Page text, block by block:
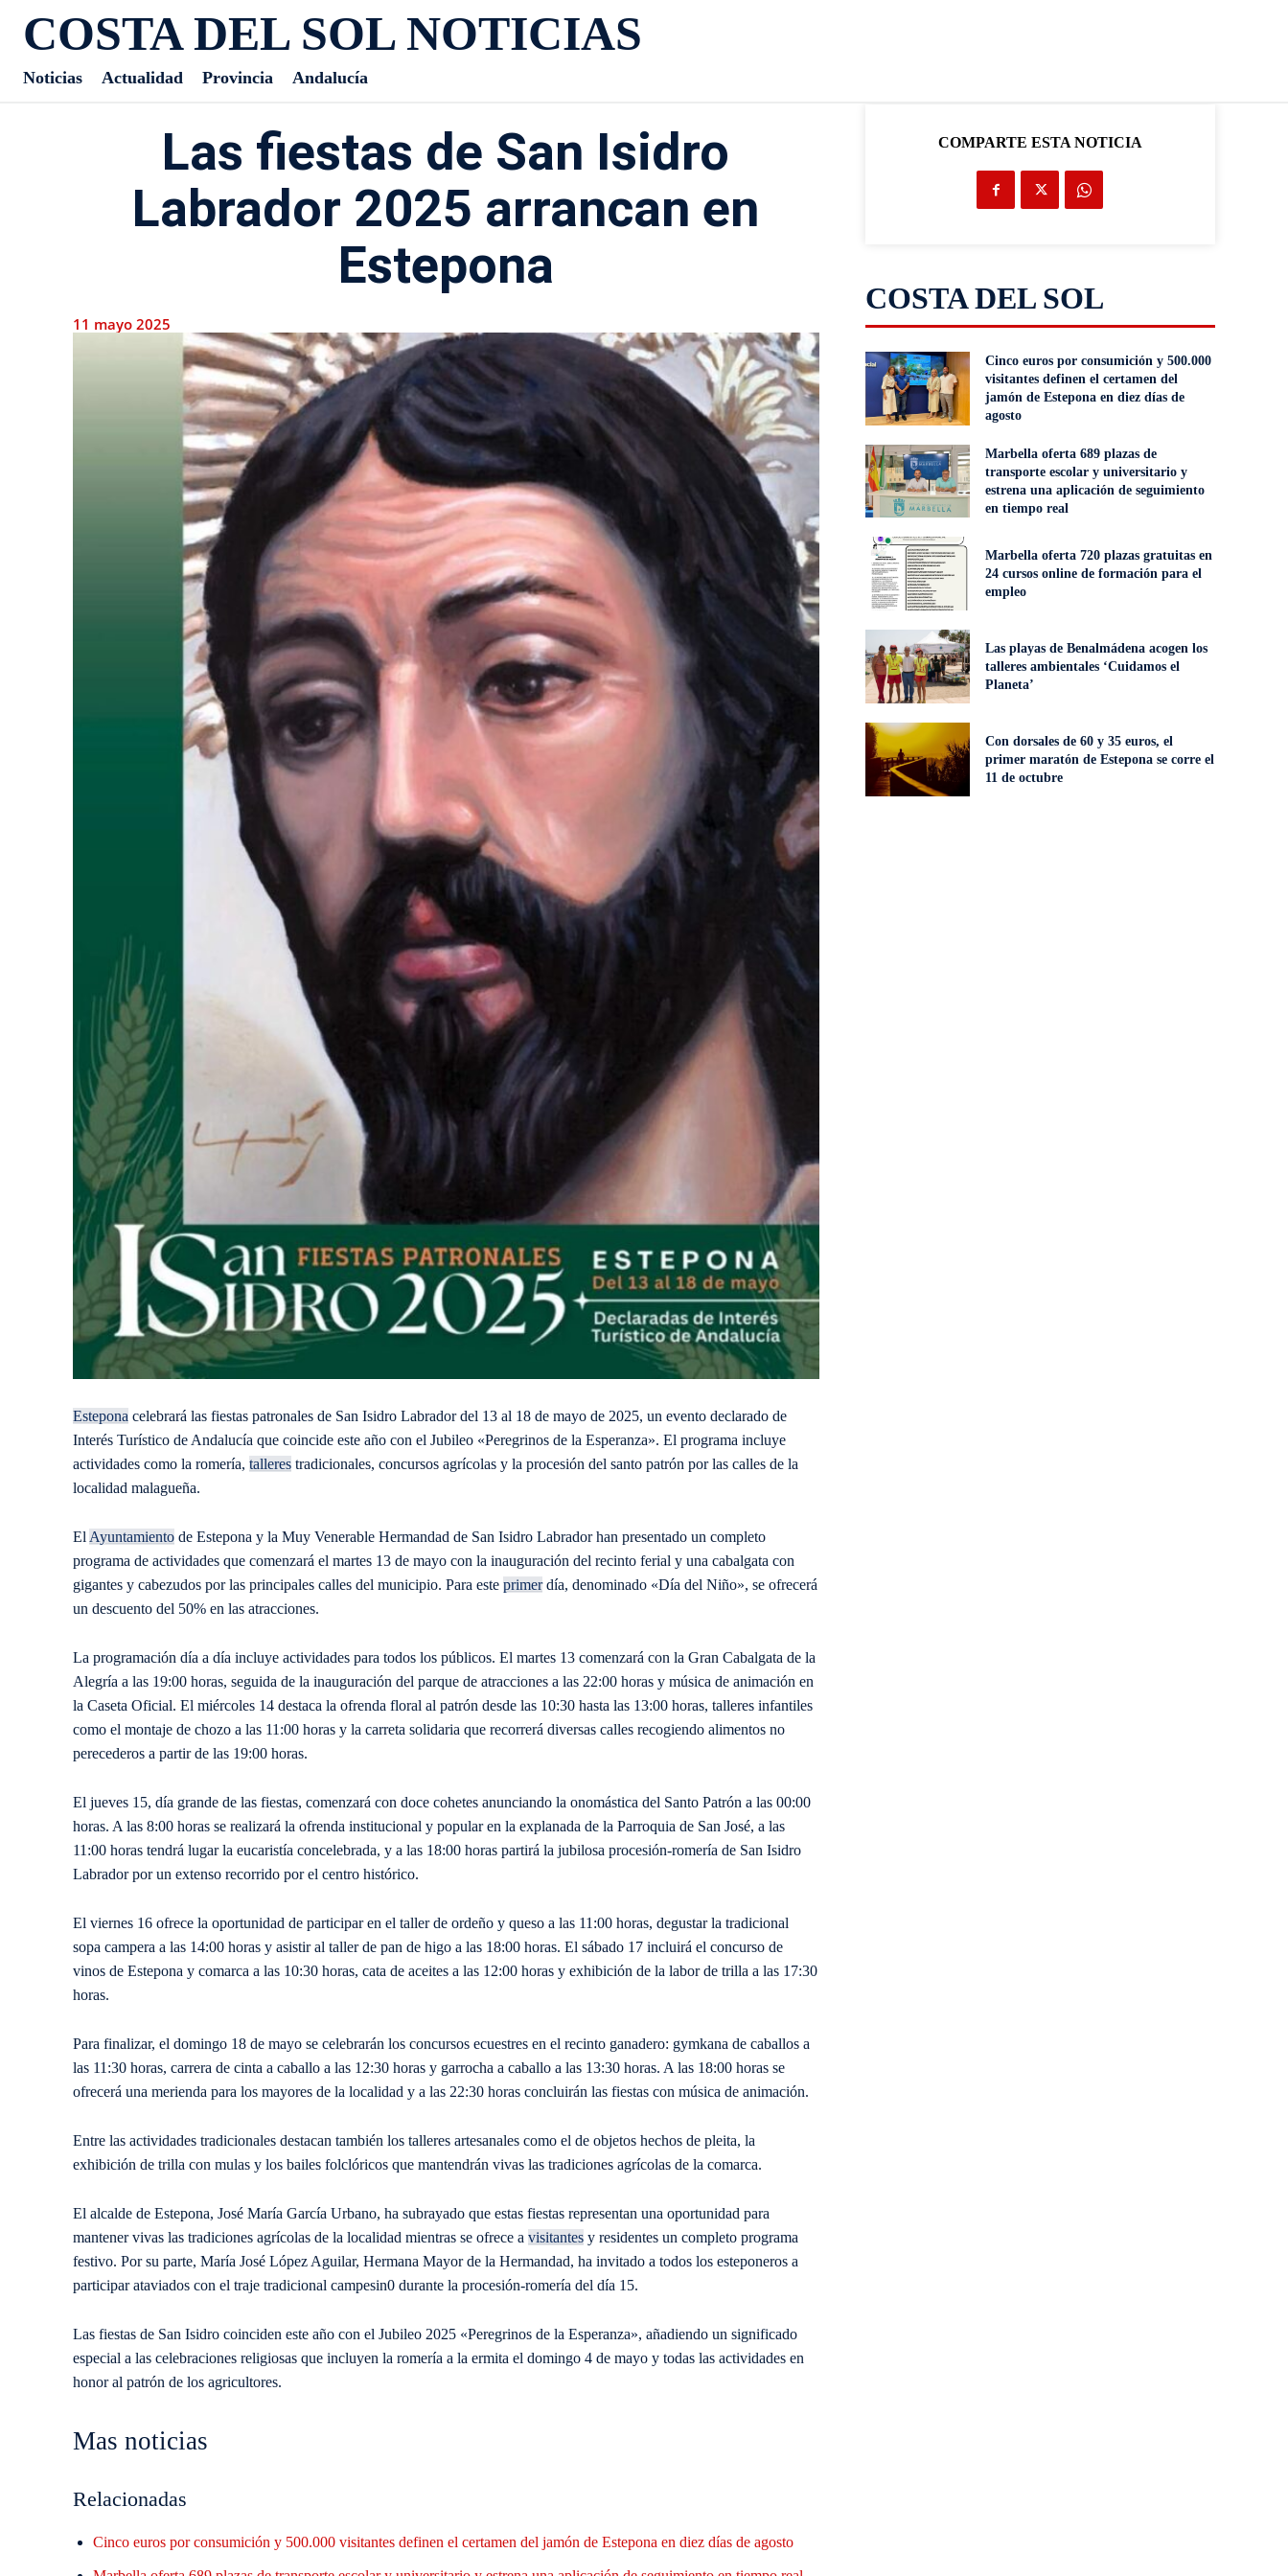
COSTA DEL SOL NOTICIAS
Noticias Actualidad Provincia Andalucía
Las fiestas de San Isidro
Labrador 2025 arrancan en
Estepona
11 mayo 2025
Estepona celebrará las fiestas patronales de San Isidro Labrador del 13 al 18 de mayo de 2025, un evento declarado de
Interés Turístico de Andalucía que coincide este año con el Jubileo «Peregrinos de la Esperanza». El programa incluye
actividades como la romería, talleres tradicionales, concursos agrícolas y la procesión del santo patrón por las calles de la
localidad malagueña.
El Ayuntamiento de Estepona y la Muy Venerable Hermandad de San Isidro Labrador han presentado un completo
programa de actividades que comenzará el martes 13 de mayo con la inauguración del recinto ferial y una cabalgata con
gigantes y cabezudos por las principales calles del municipio. Para este primerdía, denominado «Día del Niño», se ofrecerá
un descuento del 50% en las atracciones.
La programación día a día incluye actividades para todos los públicos. El martes 13 comenzará con la Gran Cabalgata de la
Alegría a las 19:00 horas, seguida de la inauguración del parque de atracciones a las 22:00 horas y música de animación en
la Caseta Oficial. El miércoles 14 destaca la ofrenda floral al patrón desde las 10:30 hasta las 13:00 horas, talleres infantiles
como el montaje de chozo a las 11:00 horas y la carreta solidaria que recorrerá diversas calles recogiendo alimentos no
perecederos a partir de las 19:00 horas.
El jueves 15, día grande de las fiestas, comenzará con doce cohetes anunciando la onomástica del Santo Patrón a las 00:00
horas. A las 8:00 horas se realizará la ofrenda institucional y popular en la explanada de la Parroquia de San José, a las
11:00 horas tendrá lugar la eucaristía concelebrada, y a las 18:00 horas partirá la jubilosa procesión-romería de San Isidro
Labrador por un extenso recorrido por el centro histórico.
El viernes 16 ofrece la oportunidad de participar en el taller de ordeño y queso a las 11:00 horas, degustar la tradicional
sopa campera a las 14:00 horas y asistir al taller de pan de higo a las 18:00 horas. El sábado 17 incluirá el concurso de
vinos de Estepona y comarca a las 10:30 horas, cata de aceites a las 12:00 horas y exhibición de la labor de trilla a las 17:30
horas.
Para finalizar, el domingo 18 de mayo se celebrarán los concursos ecuestres en el recinto ganadero: gymkana de caballos a
las 11:30 horas, carrera de cinta a caballo a las 12:30 horas y garrocha a caballo a las 13:30 horas. A las 18:00 horas se
ofrecerá una merienda para los mayores de la localidad y a las 22:30 horas concluirán las fiestas con música de animación.
Entre las actividades tradicionales destacan también los talleres artesanales como el de objetos hechos de pleita, la
exhibición de trilla con mulas y los bailes folclóricos que mantendrán vivas las tradiciones agrícolas de la comarca.
El alcalde de Estepona, José María García Urbano, ha subrayado que estas fiestas representan una oportunidad para
mantener vivas las tradiciones agrícolas de la localidad mientras se ofrece a visitantes y residentes un completo programa
festivo. Por su parte, María José López Aguilar, Hermana Mayor de la Hermandad, ha invitado a todos los esteponeros a
participar ataviados con el traje tradicional campesin0 durante la procesión-romería del día 15.
Las fiestas de San Isidro coinciden este año con el Jubileo 2025 «Peregrinos de la Esperanza», añadiendo un significado
especial a las celebraciones religiosas que incluyen la romería a la ermita el domingo 4 de mayo y todas las actividades en
honor al patrón de los agricultores.
Mas noticias
Relacionadas
Cinco euros por consumición y 500.000 visitantes definen el certamen del jamón de Estepona en diez días de agosto
COMPARTE ESTA NOTICIA
COSTA DEL SOL
Cinco euros por consumición y 500.000
visitantes definen el certamen del
jamón de Estepona en diez días de
agosto
Marbella oferta 689 plazas de
transporte escolar y universitario y
estrena una aplicación de seguimiento
en tiempo real
Marbella oferta 720 plazas gratuitas en
24 cursos online de formación para el
empleo
Las playas de Benalmádena acogen los
talleres ambientales ‘Cuidamos el
Planeta’
Con dorsales de 60 y 35 euros, el
primer maratón de Estepona se corre el
11 de octubre